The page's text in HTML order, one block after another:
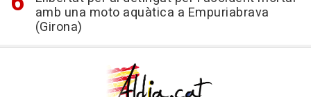
amb una moto aquàtica a Empuriabrava
(Girona)